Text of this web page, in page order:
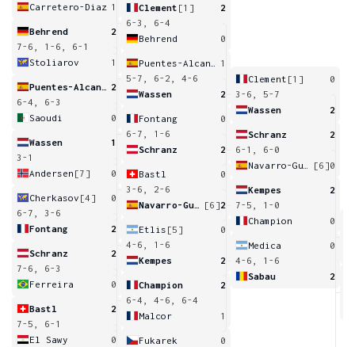
Carretero-Diaz 1
Behrend
2
7-6, 1-6, 6-1
Stoliarov
1
2
6-4, 6-3
Saoudi
0
Wassen
1
3-1
Andersen [7] 0
Cherkasov [4]
0
6-7, 3-6
Fontang
2
Schranz
2
7-6, 6-3
Ferreira
0
Bastl
2
7-5, 6-1
El Sawy
0
Clement [1]
2
6-3, 6-4
Behrend
0
1
5-7, 6-2, 4-6
Wassen
2
Fontang
0
6-7, 1-6
Schranz
2
Bastl
0
3-6, 2-6
[6]2
Etlis [5]
0
4-6, 1-6
Kempes
2
Champion
2
6-4, 4-6, 6-4
Malcor
1
Fukarek
0
Clement [1]
0
3-6, 5-7
Wassen
2
Schranz
2
6-1, 6-0
[6]0
Kempes
2
7-5, 1-0
Champion
0
Medica
0
4-6, 1-6
Sabau
2